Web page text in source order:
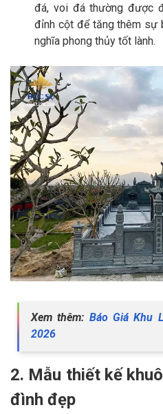
đá, voi đá thường được
đỉnh cột để tăng thêm sự
nghĩa phong thủy tốt lành.
Xem thêm: Báo Giá Khu
2026
2. Mẫu thiết kế
đình đẹp